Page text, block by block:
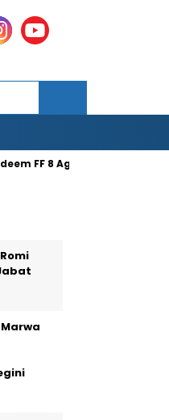
8 Agustus 2026 Terbaru: